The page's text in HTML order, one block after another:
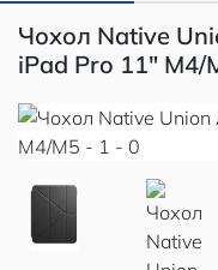
Чохол Native
iPad Pro 11" M4/